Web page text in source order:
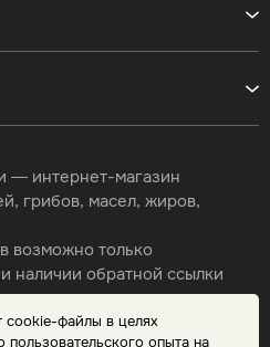
cookie-файлы в целях
опыта на
— интернет-магазин
грибов, масел, жиров,
возможно только
наличии обратной ссылки